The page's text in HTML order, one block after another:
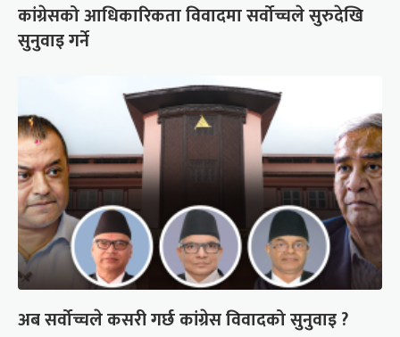
कांग्रेसको आधिकारिकता विवादमा सर्वोच्चले सुरुदेखि
सुनुवाइ गर्ने
अब सर्वोच्चले कसरी गर्छ कांग्रेस विवादको सुनुवाइ ?